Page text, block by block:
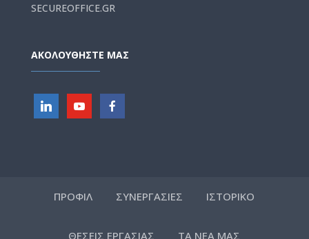
SECUREOFFICE.GR
ΑΚΟΛΟΥΘΗΣΤΕ ΜΑΣ
ΠΡΟΦΙΛ ΣΥΝΕΡΓΑΣΙΕΣ ΙΣΤΟΡΙΚΟ
ΘΕΣΕΙΣ ΕΡΓΑΣΙΑΣ ΤΑ ΝΕΑ ΜΑΣ